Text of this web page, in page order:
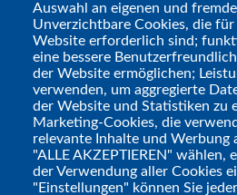
Bild
Auswahl an eigenen und
Unverzichtbare Cookies, die
Website erforderlich sind;
eine bessere
der Website ermöglichen;
verwenden, um aggregierte
der Website und Statistiken zu
Marketing-Cookies, die
relevante Inhalte und Werbung
"ALLE AKZEPTIEREN" wählen,
der Verwendung aller Cookies
"Einstellungen" können Sie